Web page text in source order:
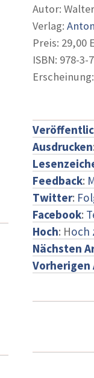
Autor:
Verlag:
Preis: 29,00
ISBN: 978-3-
Ausdrucken:
Feedback:
Twitter:
Facebook:
Hoch: Hoch
Nächsten
Vorherigen